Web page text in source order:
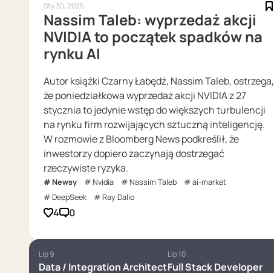
Sty 30, 2025
Nassim Taleb: wyprzedaż akcji
NVIDIA to początek spadków na
rynku AI
Autor książki Czarny Łabędź, Nassim Taleb, ostrzega,
że poniedziałkowa wyprzedaż akcji NVIDIA z 27
stycznia to jedynie wstęp do większych turbulencji
na rynku firm rozwijających sztuczną inteligencję.
W rozmowie z Bloomberg News podkreślił, że
inwestorzy dopiero zaczynają dostrzegać
rzeczywiste ryzyka.
Newsy Nvidia Nassim Taleb
ai-market
DeepSeek
Ray Dalio
4 0
Lip 9
Data / Integration Architect
Lip 10
Full Stack Developer